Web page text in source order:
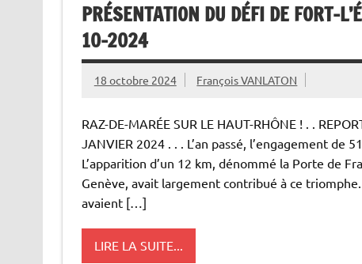
PRÉSENTATION DU DÉFI DE FORT-
10-2024
18 octobre 2024 François VANLATON
RAZ-DE-MARÉE SUR LE HAUT-RHÔNE ! . .
JANVIER 2024 . . . L’an passé, l’engagement
L’apparition d’un 12 km, dénommé la Porte de
Genève, avait largement contribué à ce
avaient […]
LIRE LA SUITE...